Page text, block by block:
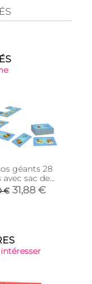
géants 28
avec sac de
(Bleu -
€ 31,88 €